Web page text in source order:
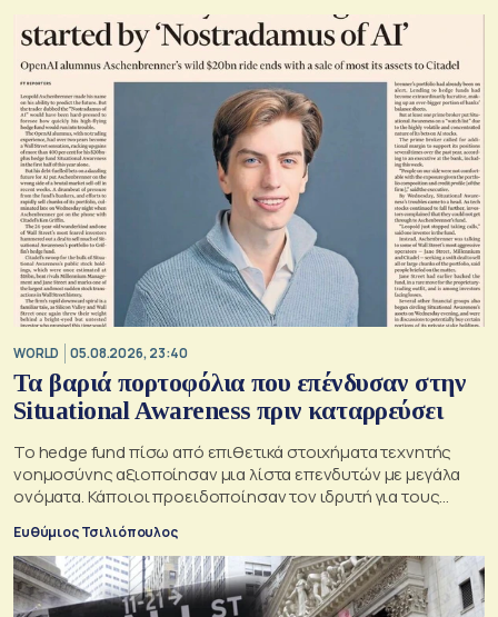
WORLD 05.08.2026, 23:40
Τα βαριά πορτοφόλια που επένδυσαν στην
Situational Awareness πριν καταρρεύσει
Το hedge fund πίσω από επιθετικά στοιχήματα τεχνητής
νοημοσύνης αξιοποίησαν μια λίστα επενδυτών με μεγάλα
ονόματα. Κάποιοι προειδοποίησαν τον ιδρυτή για τους
Ευθύμιος Τσιλιόπουλος